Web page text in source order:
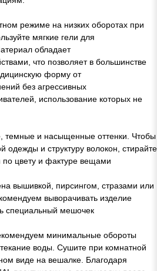
режиме на низких оборотах при
мягкие гели для
обладает
что позволяет в большинстве
форму от
без агрессивных
использование которых не
темные и насыщенные оттенки. Чтобы
одежды и структуру волокон, стирайте
по цвету и фактуре вещами
вышивкой, пирсингом, стразами или
выворачивать изделие
специальный мешочек
минимальные обороты
воды. Сушите при комнатной
виде на вешалке. Благодаря